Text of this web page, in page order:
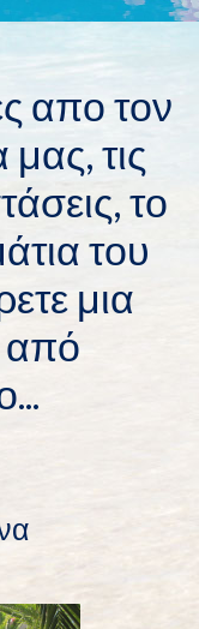
απο τον
τις
το
του
μια
από